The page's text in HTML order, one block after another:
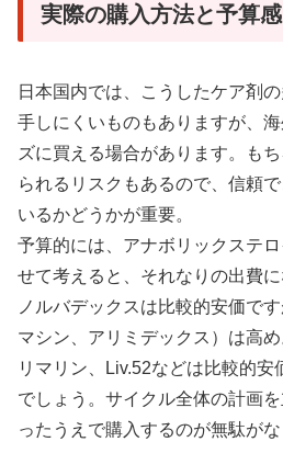
実際の購入方法と予算感
日本国内では、こうしたケア剤
手しにくいものもありますが、
ズに買える場合があります。も
られるリスクもあるので、信頼
いるかどうかが重要。
予算的には、アナボリックステ
せて考えると、それなりの出費
ノルバデックスは比較的安価で
マシン、アリミデックス）は高
リマリン、Liv.52などは比較的安
でしょう。サイクル全体の計画
ったうえで購入するのが無駄がな